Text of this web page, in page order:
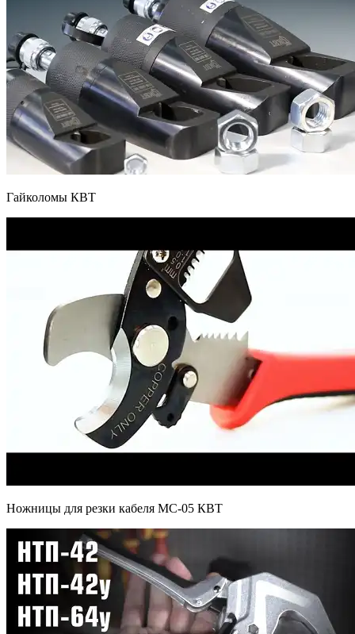
Гайколомы КВТ
Ножницы для резки кабеля MC-05 КВТ